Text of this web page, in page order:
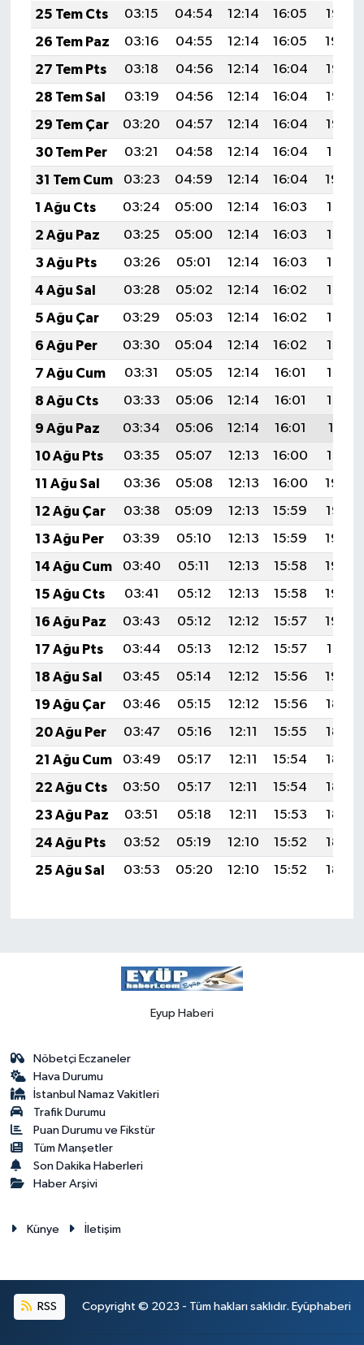
25 Tem Cts
03:15 04:54 12:14 16:05
19:25
26 Tem Paz
03:16 04:55 12:14 16:05
19:24
27 Tem Pts
03:18 04:56 12:14 16:04
19:23
28 Tem Sal
03:19 04:56 12:14 16:04
19:23
29 Tem Çar
03:20 04:57 12:14 16:04
19:22
30 Tem Per
03:21 04:58 12:14 16:04
19:21
31 Tem Cum
03:23 04:59 12:14 16:04
19:20
1 Ağu Cts
03:24 05:00 12:14 16:03
19:19
2 Ağu Paz
03:25 05:00 12:14 16:03
19:18
3 Ağu Pts
03:26 05:01 12:14 16:03
19:17
4 Ağu Sal
03:28 05:02 12:14 16:02
19:16
5 Ağu Çar
03:29 05:03 12:14 16:02
19:15
6 Ağu Per
03:30 05:04 12:14 16:02
19:14
7 Ağu Cum
03:31 05:05 12:14 16:01
19:13
8 Ağu Cts
03:33 05:06 12:14 16:01
19:12
9 Ağu Paz
03:34 05:06 12:14 16:01
19:11
10 Ağu Pts
03:35 05:07 12:13 16:00
19:10
11 Ağu Sal
03:36 05:08 12:13 16:00
19:08
12 Ağu Çar
03:38 05:09 12:13 15:59
19:07
13 Ağu Per
03:39 05:10 12:13 15:59
19:06
14 Ağu Cum
03:40 05:11 12:13 15:58
19:05
15 Ağu Cts
03:41 05:12 12:13 15:58
19:04
16 Ağu Paz
03:43 05:12 12:12 15:57
19:02
17 Ağu Pts
03:44 05:13 12:12 15:57
19:01
18 Ağu Sal
03:45 05:14 12:12 15:56
19:00
19 Ağu Çar
03:46 05:15 12:12 15:56
18:58
20 Ağu Per
03:47 05:16 12:11 15:55
18:57
21 Ağu Cum
03:49 05:17 12:11 15:54
18:56
22 Ağu Cts
03:50 05:17 12:11 15:54
18:54
23 Ağu Paz
03:51 05:18 12:11 15:53
18:53
24 Ağu Pts
03:52 05:19 12:10 15:52
18:52
25 Ağu Sal
03:53 05:20 12:10 15:52 18:50
Eyup Haberi
Nöbetçi Eczaneler
Hava Durumu
İstanbul Namaz Vakitleri
Trafik Durumu
Puan Durumu ve Fikstür
Tüm Manşetler
Son Dakika Haberleri
Haber Arşivi
Künye İletişim
RSS Copyright © 2023 - Tüm hakları saklıdır. Eyüphaberi